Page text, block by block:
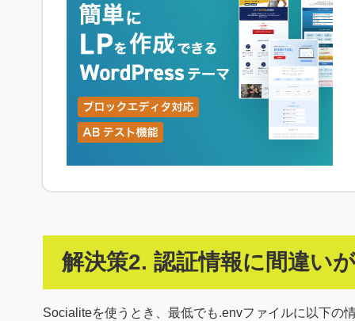
解決策2. 認証情報に間違い
Socialiteを使うとき、最低でも.envファイルに以下の